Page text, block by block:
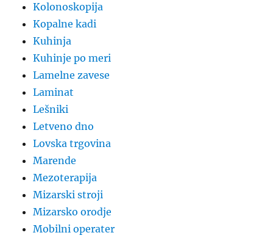
Kolonoskopija
Kopalne kadi
Kuhinja
Kuhinje po meri
Lamelne zavese
Laminat
Lešniki
Letveno dno
Lovska trgovina
Marende
Mezoterapija
Mizarski stroji
Mizarsko orodje
Mobilni operater